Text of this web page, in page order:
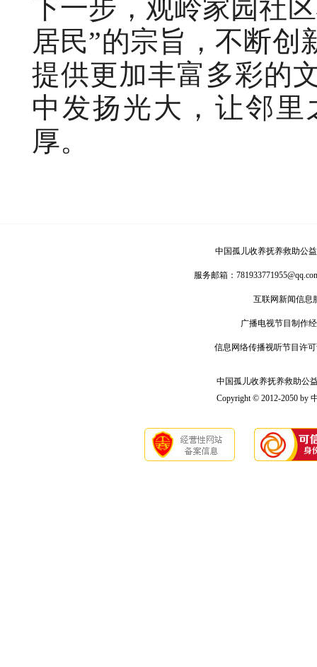
下一步，观岭家园社
居民”的宗旨，不断创
提供更加丰富多彩的
中发扬光大，让邻
厚。
中国孤儿收养抚养救助公
服务邮箱：
互联网新闻信息
广播电视节目制作
信息网络传播视听节目许
中国孤儿收养抚养救助公
Copyright © 2012-2050 by